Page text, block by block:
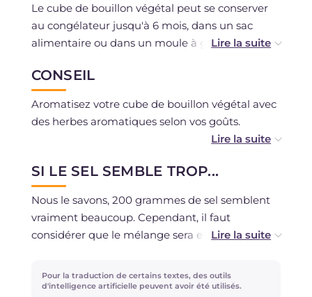
Le cube de bouillon végétal peut se conserver
au congélateur jusqu'à 6 mois, dans un sac
alimentaire ou dans un moule à glaçons.
Si vous préférez un cube de bouillon à la texture
crémeuse, vous pouvez omettre l'étape du
congélateur et verser directement le mélange
dans un pot en verre. Vous pourrez le
conserver une semaine au réfrigérateur, grâce à
la haute concentration de sel.
CONSEIL
Aromatisez votre cube de bouillon végétal avec
des herbes aromatiques selon vos goûts.
personnalisés en fonction de la saison et de vos
préférences !
SI LE SEL SEMBLE TROP...
Nous le savons, 200 grammes de sel semblent
vraiment beaucoup. Cependant, il faut
considérer que le mélange sera ensuite divisé
environ 10 grammes de sel.
Pour la traduction de certains textes, des outils
d'intelligence artificielle peuvent avoir été utilisés.